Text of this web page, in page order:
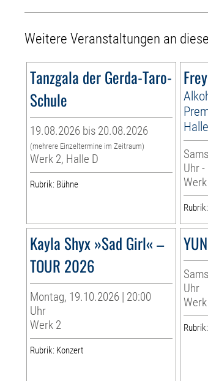
Weitere Veranstaltungen an
Tanzgala der Gerda-Taro-
Schule
19.08.2026 bis 20.08.2026
(mehrere Einzeltermine im Zeitraum)
Werk 2, Halle D
Rubrik: Bühne
Halle
Uhr
Kayla Shyx »Sad Girl« –
TOUR 2026
Montag, 19.10.2026 | 20:00
Uhr
Werk 2
Rubrik: Konzert
Uhr